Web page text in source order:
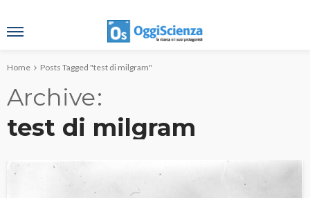
Home Posts Tagged "test di milgram"
Archive
test di milgram